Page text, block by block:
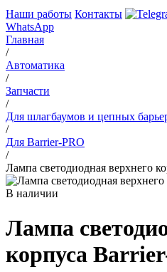
Наши работы Контакты
WhatsApp
Главная
/
Автоматика
/
Запчасти
/
Для шлагбаумов и цепных
/
Для Barrier-PRO
/
Лампа светодиодная верхнего
В наличии
Лампа
корпуса